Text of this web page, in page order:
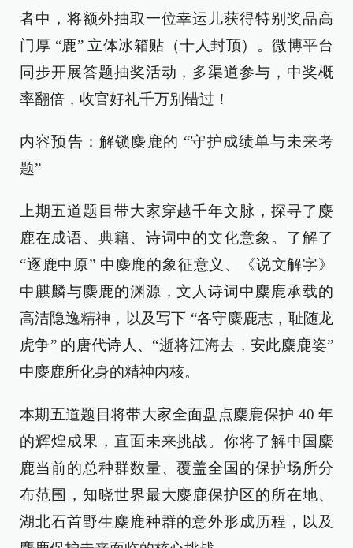
者中，将额外抽取一位幸运儿获得特别奖品高
门厚 “鹿” 立体冰箱贴（十人封顶）。微博平台
同步开展答题抽奖活动，多渠道参与，中奖概
率翻倍，收官好礼千万别错过！
内容预告：解锁麋鹿的 “守护成绩单与未来考
题”
上期五道题目带大家穿越千年文脉，探寻了麋
鹿在成语、典籍、诗词中的文化意象。了解了
“逐鹿中原” 中麋鹿的象征意义、《说文解字》
中麒麟与麋鹿的渊源，文人诗词中麋鹿承载的
高洁隐逸精神，以及写下 “各守麋鹿志，耻随龙
虎争” 的唐代诗人、“逝将江海去，安此麋鹿姿”
中麋鹿所化身的精神内核。
本期五道题目将带大家全面盘点麋鹿保护 40 年
的辉煌成果，直面未来挑战。你将了解中国麋
鹿当前的总种群数量、覆盖全国的保护场所分
布范围，知晓世界最大麋鹿保护区的所在地、
湖北石首野生麋鹿种群的意外形成历程，以及